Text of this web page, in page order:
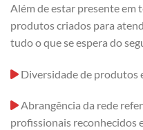
Além de estar presente
produtos criados para
tudo o que se espera do
Diversidade de produtos
Abrangência da rede
profissionais reconhecidos